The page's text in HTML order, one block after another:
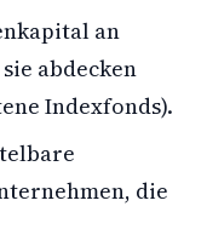
an
abdecken
Indexfonds).
die